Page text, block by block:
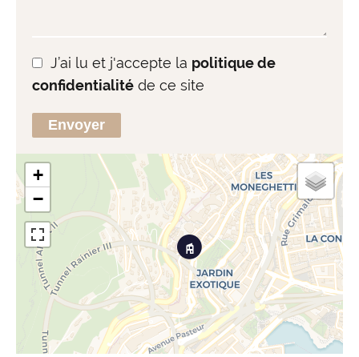
J’ai lu et j'accepte la politique de
confidentialité de ce site
Envoyer
+
−